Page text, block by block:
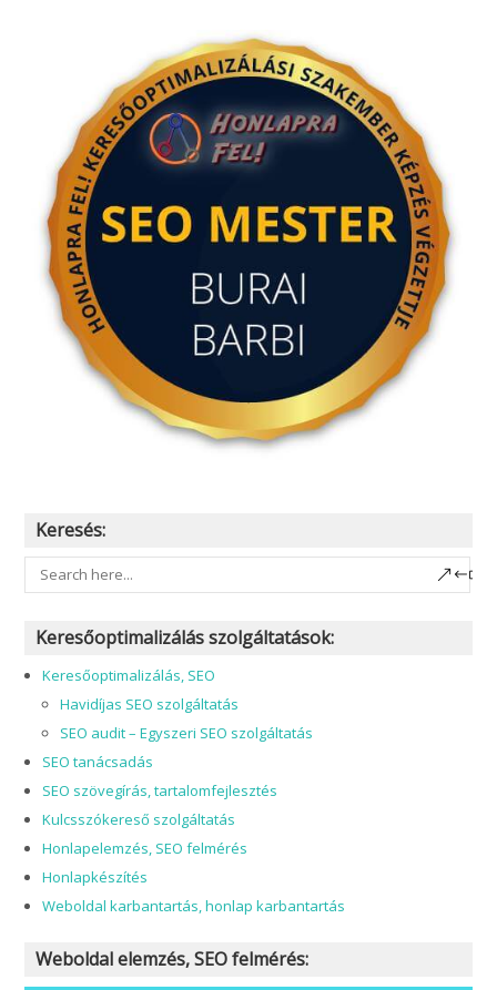
Keresés:
Keresőoptimalizálás szolgáltatások:
Keresőoptimalizálás, SEO
Havidíjas SEO szolgáltatás
SEO audit – Egyszeri SEO szolgáltatás
SEO tanácsadás
SEO szövegírás, tartalomfejlesztés
Kulcsszókereső szolgáltatás
Honlapelemzés, SEO felmérés
Honlapkészítés
Weboldal karbantartás, honlap karbantartás
Weboldal elemzés, SEO felmérés: